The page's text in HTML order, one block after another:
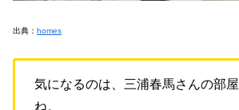
出典： homes
気になるのは、三浦春馬さんの部
ね。